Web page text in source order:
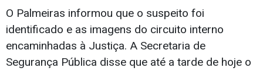
O Palmeiras informou que o suspeito foi
identificado e as imagens do circuito interno
encaminhadas à Justiça. A Secretaria de
Segurança Pública disse que até a tarde de hoje o